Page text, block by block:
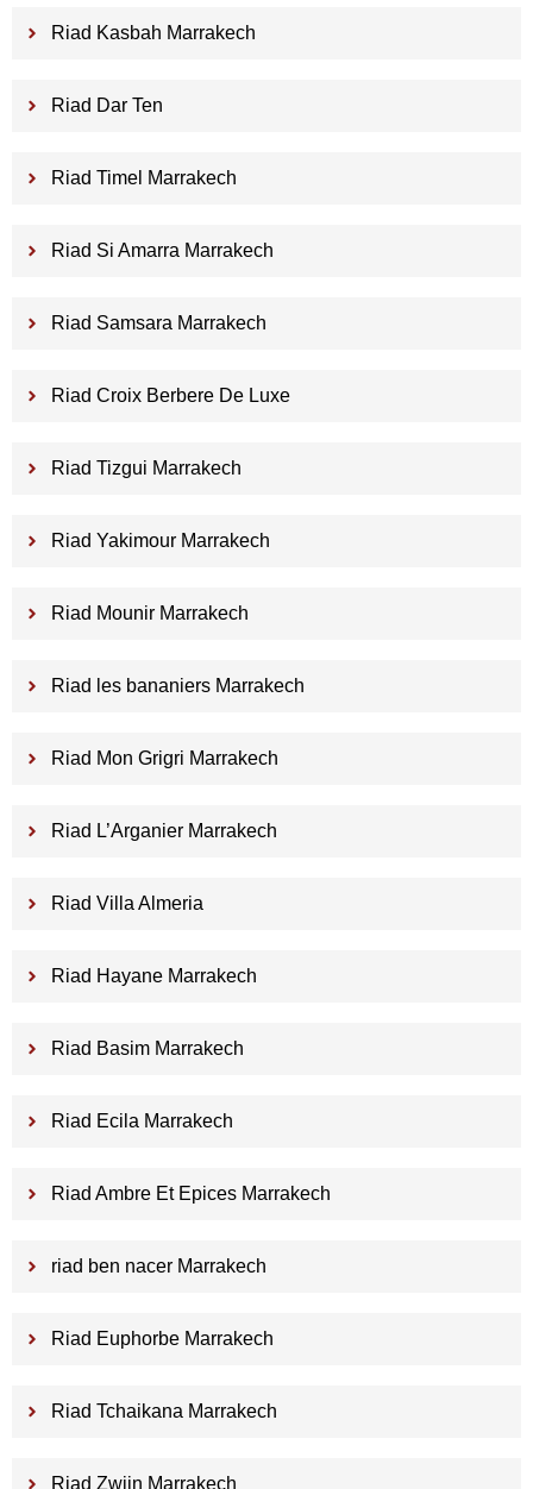
Riad Kasbah Marrakech
Riad Dar Ten
Riad Timel Marrakech
Riad Si Amarra Marrakech
Riad Samsara Marrakech
Riad Croix Berbere De Luxe
Riad Tizgui Marrakech
Riad Yakimour Marrakech
Riad Mounir Marrakech
Riad les bananiers Marrakech
Riad Mon Grigri Marrakech
Riad L’Arganier Marrakech
Riad Villa Almeria
Riad Hayane Marrakech
Riad Basim Marrakech
Riad Ecila Marrakech
Riad Ambre Et Epices Marrakech
riad ben nacer Marrakech
Riad Euphorbe Marrakech
Riad Tchaikana Marrakech
Riad Zwiin Marrakech